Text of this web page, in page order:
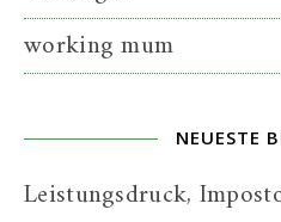
working mum
NEUESTE
Leistungsdruck,